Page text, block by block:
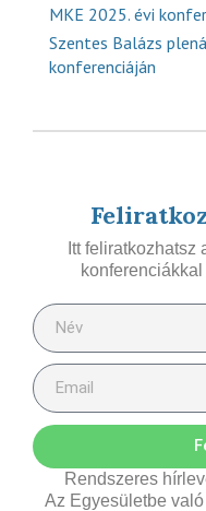
MKE 2025. évi
Szentes Balázs
konferenciáján
Itt feliratkozhatsz
Rendszeres
Az Egyesületbe való